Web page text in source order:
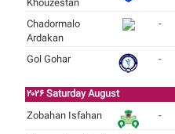
Khouzestan
Chadormalo
Ardakan
-
Gol Gohar -
۲۰۲۶ Saturday August
Zobahan Isfahan
-